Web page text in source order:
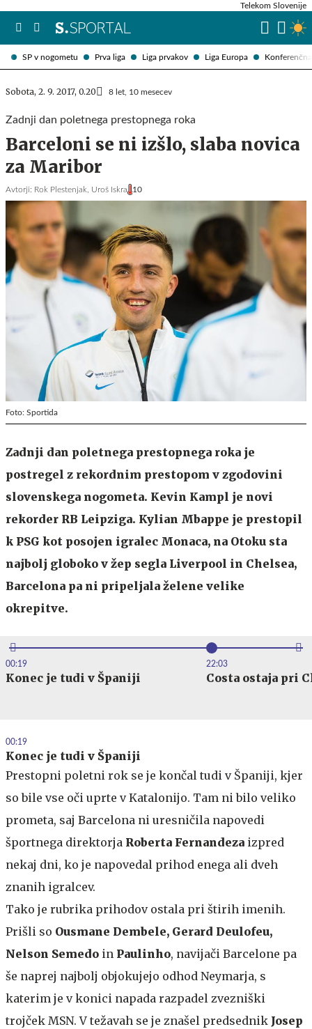
SP v nogometu Prva liga Liga prvakov Liga Europa
Telekom Slovenije
Sobota, 2. 9. 2017, 0.20 8 let, 10 mesecev
Zadnji dan poletnega prestopnega roka
Barceloni se ni izšlo, slaba novica
za Maribor
Avtorji: Rok Plestenjak, Uroš Iskra 10
Foto: Sportida
Zadnji dan poletnega prestopnega roka je
postregel z rekordnim prestopom v zgodovini
slovenskega nogometa. Kevin Kampl je novi
rekorder RB Leipziga. Kylian Mbappe je prestopil
k PSG kot posojen igralec Monaca, na Otoku sta
najbolj globoko v žep segla Liverpool in Chelsea,
Barcelona pa ni pripeljala želene velike
okrepitve.
00:19
Konec je tudi v Španiji
22:03
Costa ostaja pri
00:19
Konec je tudi v Španiji
Prestopni poletni rok se je končal tudi v Španiji, kjer
so bile vse oči uprte v Katalonijo. Tam ni bilo veliko
prometa, saj Barcelona ni uresničila napovedi
športnega direktorja Roberta Fernandeza izpred
nekaj dni, ko je napovedal prihod enega ali dveh
znanih igralcev.
Tako je rubrika prihodov ostala pri štirih imenih.
Prišli so Ousmane Dembele, Gerard Deulofeu,
Nelson Semedo in Paulinho, navijači Barcelone pa
še naprej najbolj objokujejo odhod Neymarja, s
katerim je v konici napada razpadel zvezniški
trojček MSN. V težavah se je znašel predsednik Josep